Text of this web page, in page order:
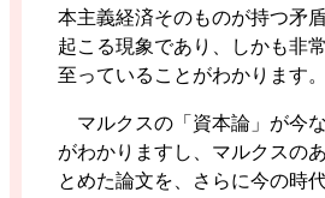
本主義経済そのものが持つ矛
起こる現象であり、しかも非
至っていることがわかります。
マルクスの「資本論」が今
がわかりますし、マルクスの
とめた論文を、さらに今の時